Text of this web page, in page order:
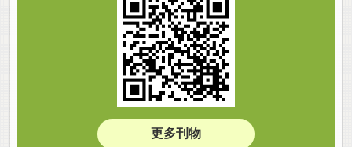
更多刊物